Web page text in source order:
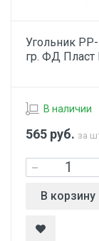
Угольник
гр. ФД Пласт
В наличии
565 руб. за
В корзину